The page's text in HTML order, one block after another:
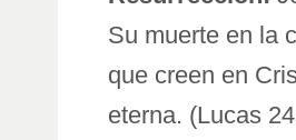
Su muerte en la
que creen en
eterna. (Lucas